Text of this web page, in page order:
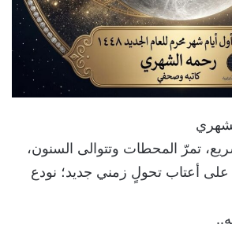
تمرّ المحطات وتتوالى السنون،
أعتاب تحولٍ زمني جديد؛ نودع